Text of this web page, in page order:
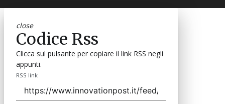
close
Codice Rss
Clicca sul pulsante per copiare il link RSS negli
appunti.
RSS link